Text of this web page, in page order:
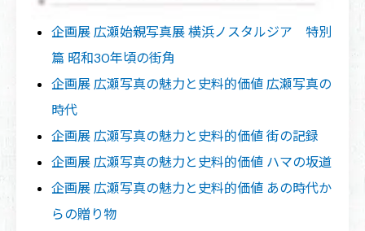
企画展 広瀬始親写真展 横浜ノスタルジア 特別
篇 昭和30年頃の街角
企画展 広瀬写真の魅力と史料的価値 広瀬写真の
時代
企画展 広瀬写真の魅力と史料的価値 街の記録
企画展 広瀬写真の魅力と史料的価値 ハマの坂道
企画展 広瀬写真の魅力と史料的価値 あの時代か
らの贈り物